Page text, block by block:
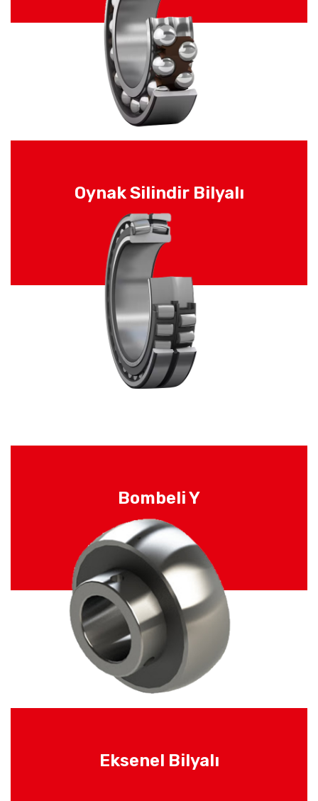
Oynak Silindir Bilyalı
Bombeli Y
Eksenel Bilyalı